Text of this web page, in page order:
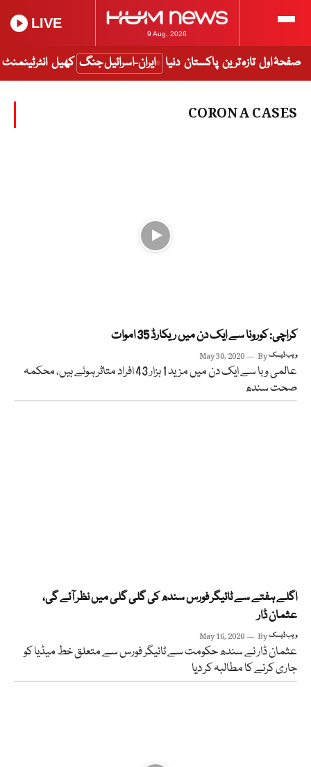
9 Aug, 2026
LIVE
صفحۂ اول تازہ ترین پاکستان دنیا ایران-اسرائیل جنگ کھیل انٹرٹینمنٹ
CORONA CASES
کراچی: کورونا سے ایک دن میں ریکارڈ 35 اموات
May 30, 2020 Byویب ڈیسک
عالمی وبا سے ایک دن میں مزید 1 ہزار 43 افراد متاثر ہوئے ہیں، محکمہ
صحت سندھ
اگلے ہفتے سے ٹائیگر فورس سندھ کی گلی گلی میں نظر آئے گی،
عثمان ڈار
May 16, 2020 Byویب ڈیسک
عثمان ڈار نے سندھ حکومت سے ٹائیگر فورس سے متعلق خط میڈیا کو
جاری کرنے کا مطالبہ کر دیا